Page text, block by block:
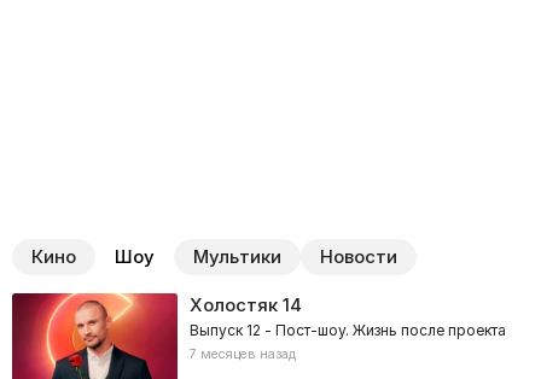
Кино Шоу Мультики Новости
Холостяк14
Выпуск 12 - Пост-шоу. Жизнь после проекта
7 месяцев назад